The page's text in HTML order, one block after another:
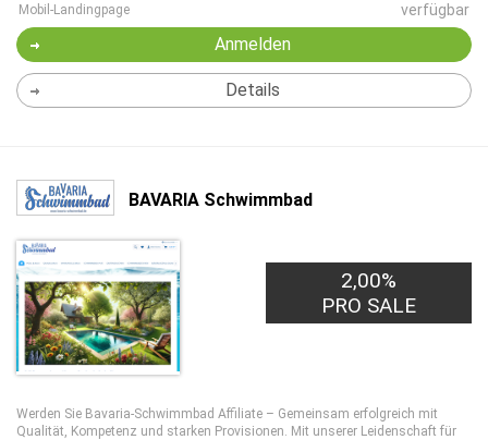
Mobil-Landingpage verfügbar
Anmelden
Details
BAVARIA Schwimmbad
2,00%
PRO SALE
Werden Sie Bavaria-Schwimmbad Affiliate – Gemeinsam erfolgreich mit
Qualität, Kompetenz und starken Provisionen. Mit unserer Leidenschaft für